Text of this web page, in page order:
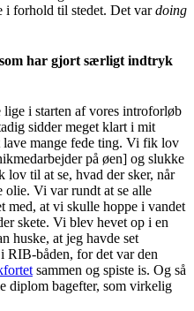
i forhold til stedet. Det vardoing
som har gjort særligt indtryk
lige i starten af vores introforløb
sidder meget klart i mit
mange fede ting. Vi fik lov
på øen] og slukke
til at se, hvad der sker, når
olie. Vi var rundt at se alle
med, at vi skulle hoppe i vandet
skete. Vi blev hevet op i en
huske, at jeg havde set
RIB-båden, for det var den
sammen og spiste is. Og så
diplom bagefter, som virkelig